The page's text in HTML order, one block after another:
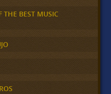
THE BEST MUSIC